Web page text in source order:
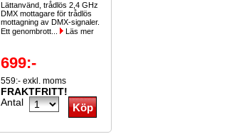
Lättanvänd, trådlös 2,4 GHz
DMX mottagare för trådlös
mottagning av DMX-signaler.
Ett genombrott...
Läs mer
699:-
559:- exkl. moms
FRAKTFRITT!
Antal